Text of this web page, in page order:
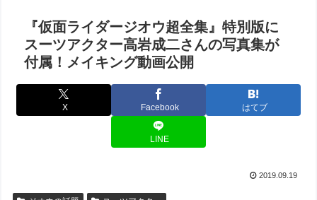
『仮面ライダージオウ超全集』特別版に
スーツアクター高岩成二さんの写真集が
付属！メイキング動画公開
X Facebook はてブ
LINE
2019.09.19